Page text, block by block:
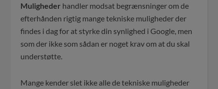
Muligheder handler modsat begrænsninger om de
efterhånden rigtig mange tekniske muligheder der
findes i dag for at styrke din synlighed i Google, men
som der ikke som sådan er noget krav om at du skal
understøtte.
Mange kender slet ikke alle de tekniske muligheder